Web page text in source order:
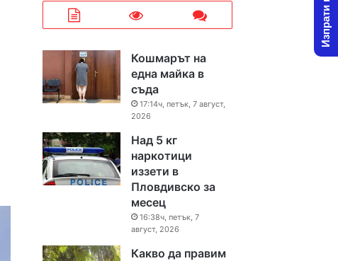
Кошмарът на
една майка в
съда
17:14ч, петък, 7 август,
2026
Над 5 кг
наркотици
иззети в
Пловдивско за
месец
16:38ч, петък, 7
август, 2026
Какво да правим